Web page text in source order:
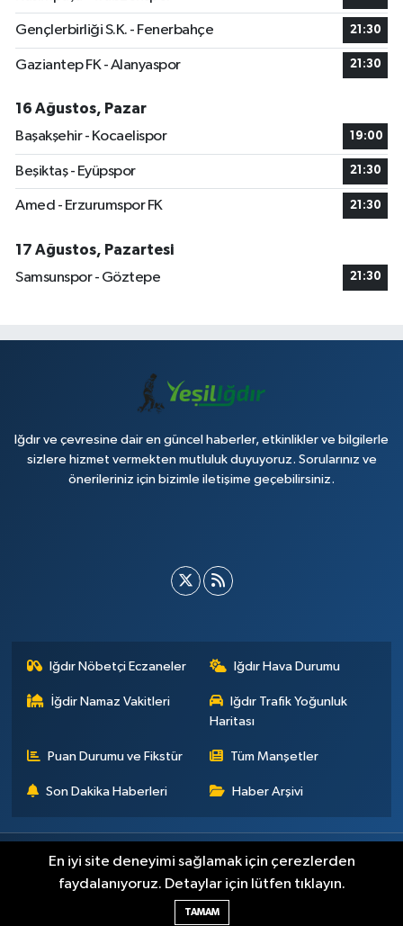
Gençlerbirliği S.K. - Fenerbahçe 21:30
Gaziantep FK - Alanyaspor 21:30
16 Ağustos, Pazar
Başakşehir - Kocaelispor
19:00
Beşiktaş - Eyüpspor 21:30
Amed - Erzurumspor FK 21:30
17 Ağustos, Pazartesi
Samsunspor - Göztepe
21:30
Iğdır ve çevresine dair en güncel haberler, etkinlikler ve bilgilerle
sizlere hizmet vermekten mutluluk duyuyoruz. Sorularınız ve
önerileriniz için bizimle iletişime geçebilirsiniz.
Iğdır Nöbetçi Eczaneler Iğdır Hava Durumu
İğdir Namaz Vakitleri
Iğdır Trafik Yoğunluk
Haritası
Puan Durumu ve Fikstür Tüm Manşetler
Son Dakika Haberleri Haber Arşivi
Künye İletişim Çerez Politikası Gizlilik ilkeleri
Haber Yazılımı:
En iyi site deneyimi sağlamak için çerezlerden
faydalanıyoruz. Detaylar için lütfen tıklayın.
TAMAM